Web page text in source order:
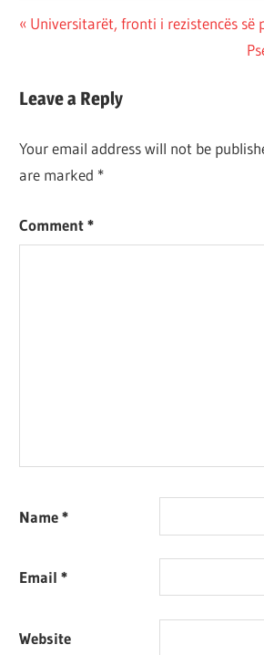
Post
Previous
Universitarët, fronti i rezistencës së
Leave a Reply
Your email address will not be
are marked *
Comment*
Name*
Email*
Website